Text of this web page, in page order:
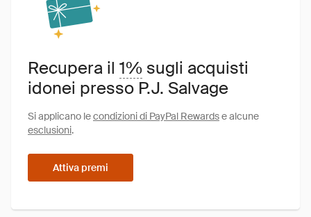
Recupera il 1% sugli acquisti
idonei presso P.J. Salvage
Si applicano lecondizioni di PayPal Rewardse alcune
esclusioni.
Attiva premi